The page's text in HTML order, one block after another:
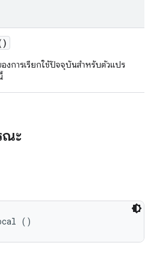
งการเรียกใช้ปัจจุบันสําหรับตัวแปร
ณะ
()